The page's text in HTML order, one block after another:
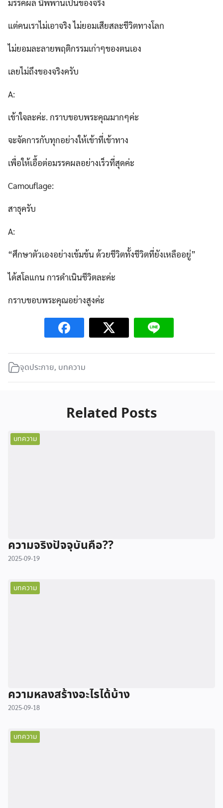
มรรคผล นิพพานเป็นของจริง
แต่คนเราไม่เอาจริง ไม่ยอมเสียสละชีวิตทางโลก
ไม่ยอมละลายพฤติกรรมเก่าๆของตนเอง
เลยไม่ถึงของจริงครับ
A:
เข้าใจละค่ะ. กราบขอบพระคุณมากๆค่ะ
จะจัดการกับทุกอย่างให้เข้าที่เข้าทาง
เพื่อให้เอื้อต่อมรรคผลอย่างเร็วที่สุดค่ะ
Camouflage:
สาธุครับ
A:
“ศึกษาตัวเองอย่างเข้มข้น ด้วยชีวิตทั้งชีวิตที่ยังเหลืออยู่”
ได้สโลแกน การดำเนินชีวิตละค่ะ
กราบขอบพระคุณอย่างสูงค่ะ
จุดประกาย, บทความ
Related Posts
บทความ
ความจริงปัจจุบันคือ??
2025-09-19
บทความ
ความหลงสร้างอะไรได้บ้าง
2025-09-18
บทความ